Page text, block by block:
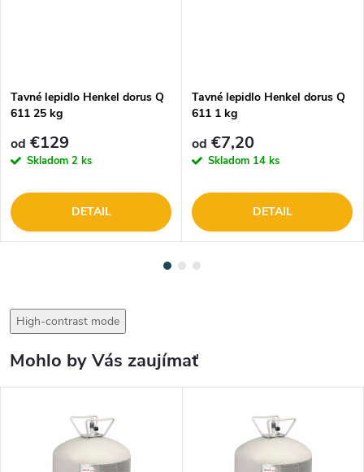
Tavné lepidlo Henkel dorus Q
611 25 kg
od €129
Skladom 2 ks
DETAIL
Tavné lepidlo Henkel dorus Q
611 1 kg
od €7,20
Skladom 14 ks
DETAIL
High-contrast mode
Mohlo by Vás zaujímať